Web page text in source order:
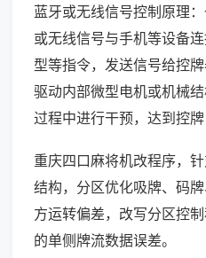
蓝牙或无线信号控制原理
或无线信号与手机等设备
型等指令，发送信号给控
驱动内部微型电机或机械
过程中进行干预，达到控牌
重庆四口麻将机改程序，
结构，分区优化吸牌、码
方运转偏差，改写分区控
的单侧牌流数据误差。